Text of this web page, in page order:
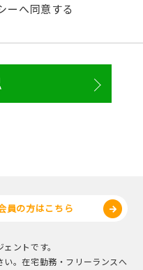
ーへ同意する
員の方はこちら
ントです。
。在宅勤務・フリーランスへ